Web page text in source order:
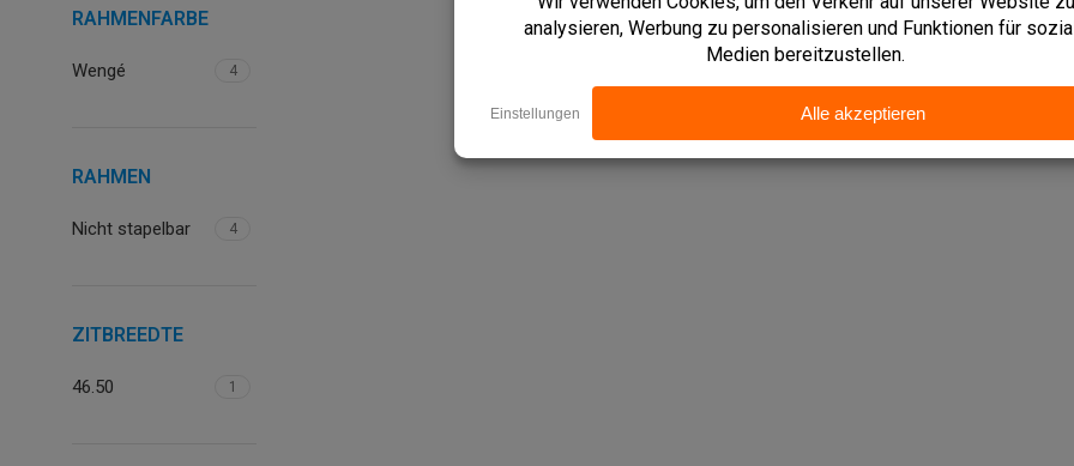
RAHMENFARBE
Wengé 4
RAHMEN
Nicht stapelbar 4
ZITBREEDTE
46.50 1